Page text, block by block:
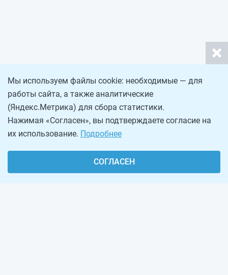
Мы используем файлы cookie: необходимые — для
работы сайта, а также аналитические
(Яндекс.Метрика) для сбора статистики.
Нажимая «Согласен», вы подтверждаете согласие на
их использование. Подробнее
СОГЛАСЕН